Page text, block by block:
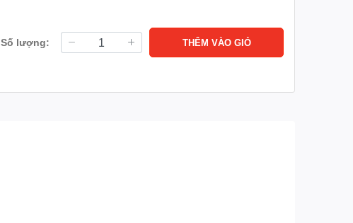
Lưu trữ
nhớ MicroSD 256GB
chiều)
Số lượng: THÊM VÀO GIỎ